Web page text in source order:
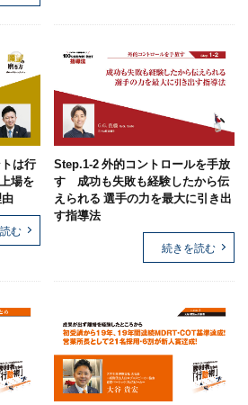
は行
場を
む
Step.1-2 外的コントロールを手放
す 成功も失敗も経験したから伝
えられる 選手の力を最大に引き出
す指導法
続きを読む